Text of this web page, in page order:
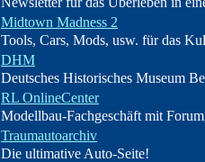
Midtown Madness 2
Tools, Cars, Mods, usw. für das
DHM
Deutsches Historisches Museum
RL OnlineCenter
Modellbau-Fachgeschäft mit
Traumautoarchiv
Die ultimative Auto-Seite!